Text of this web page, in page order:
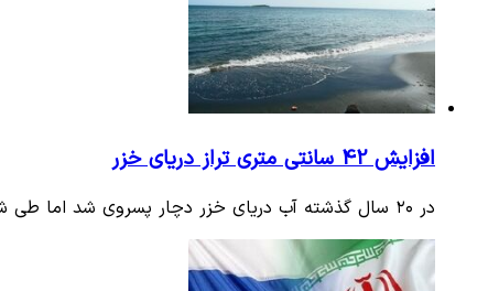
افزایش 42 سانتی متری تراز دریای خزر
در ۲۰ سال گذشته آب دریای خزر دچار پسروی شد اما طی شش ماه گذشته بیش از ۱۱ سانتی متر تراز آب دریا افزایش داشت و طبق…